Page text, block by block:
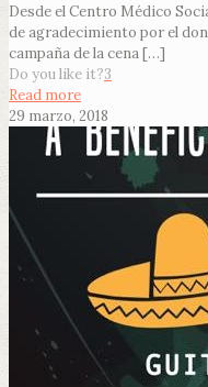
Desde el Centro Médico
de agradecimiento por el
campaña de la cena[…]
Do you like it?3
Read more
29 marzo, 2018